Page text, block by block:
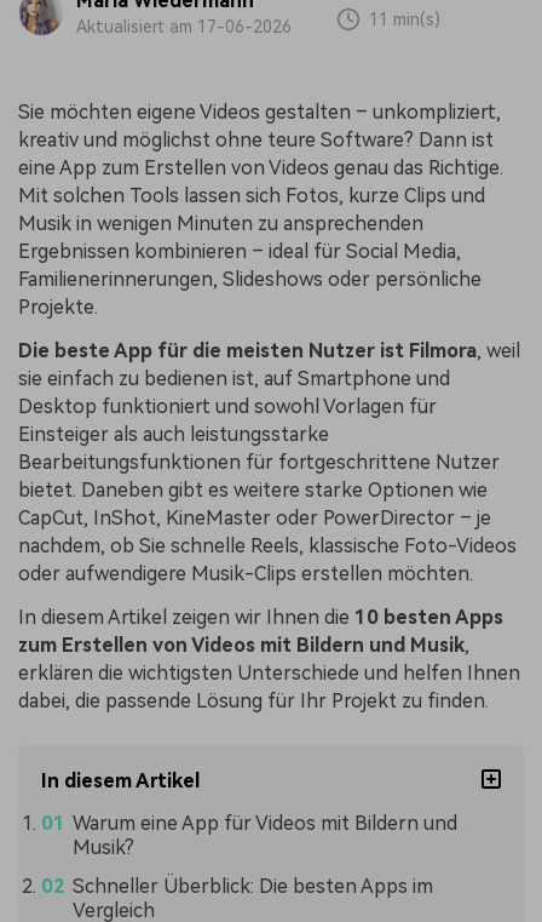
Aktualisiert am 17-06-2026 11 min(s)
Sie möchten eigene Videos gestalten – unkompliziert,
kreativ und möglichst ohne teure Software? Dann ist
eine App zum Erstellen von Videos genau das Richtige.
Mit solchen Tools lassen sich Fotos, kurze Clips und
Musik in wenigen Minuten zu ansprechenden
Ergebnissen kombinieren – ideal für Social Media,
Familienerinnerungen, Slideshows oder persönliche
Projekte.
Die beste App für die meisten Nutzer ist Filmora, weil
sie einfach zu bedienen ist, auf Smartphone und
Desktop funktioniert und sowohl Vorlagen für
Einsteiger als auch leistungsstarke
Bearbeitungsfunktionen für fortgeschrittene Nutzer
bietet. Daneben gibt es weitere starke Optionen wie
CapCut, InShot, KineMaster oder PowerDirector – je
nachdem, ob Sie schnelle Reels, klassische Foto-Videos
oder aufwendigere Musik-Clips erstellen möchten.
In diesem Artikel zeigen wir Ihnen die 10 besten Apps
zum Erstellen von Videos mit Bildern und Musik,
erklären die wichtigsten Unterschiede und helfen Ihnen
dabei, die passende Lösung für Ihr Projekt zu finden.
In diesem Artikel
Warum eine App für Videos mit Bildern und
Musik?
Schneller Überblick: Die besten Apps im
Vergleich